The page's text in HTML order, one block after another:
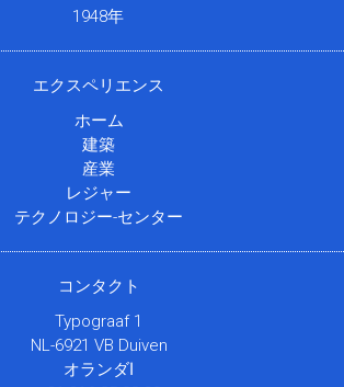
1948年
エクスペリエンス
ホーム
建築
産業
レジャー
テクノロジー-センター
コンタクト
Typograaf 1
NL-6921 VB Duiven